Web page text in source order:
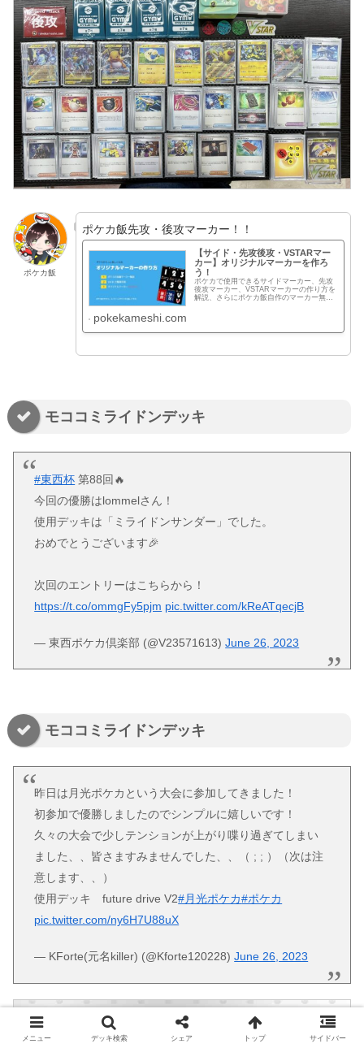
ポケカ飯
ポケカ飯先攻・後攻マーカー！！
【サイド・先攻後攻・VSTARマー
カー】オリジナルマーカーを作ろ
う！
ポケカで使用できるサイドマーカー、先攻
後攻マーカー、VSTARマーカーの作り方を
解説、さらにポケカ飯自作のマーカー無料
pokekameshi.com
モココミライドンデッキ
#東西杯 第88回🔥
今回の優勝はlommelさん！
使用デッキは「ミライドンサンダー」でした。
おめでとうございます🎉
次回のエントリーはこちらから！
https://t.co/ommgFy5pjm pic.twitter.com/kReATqecjB
— 東西ポケカ倶楽部 (@V23571613)June 26, 2023
モココミライドンデッキ
昨日は月光ポケカという大会に参加してきました！
初参加で優勝しましたのでシンプルに嬉しいです！
久々の大会で少しテンションが上がり喋り過ぎてしまい
ました、、皆さますみませんでした、、（ ; ; ）（次は注
意します、、）
使用デッキ future drive V2#月光ポケカ#ポケカ
pic.twitter.com/ny6H7U88uX
— KForte(元名killer) (@Kforte120228)June 26, 2023
メニュー デッキ検索 シェア トップ サイドバー